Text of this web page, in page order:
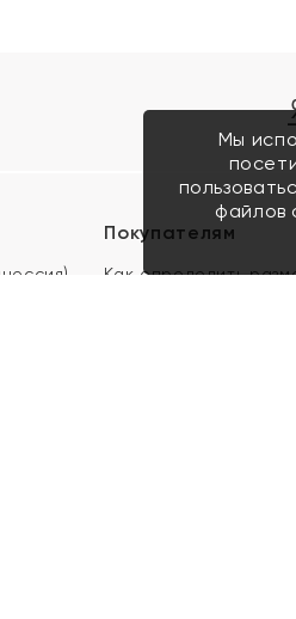
Покупателям
Как определить
Мы
файлов